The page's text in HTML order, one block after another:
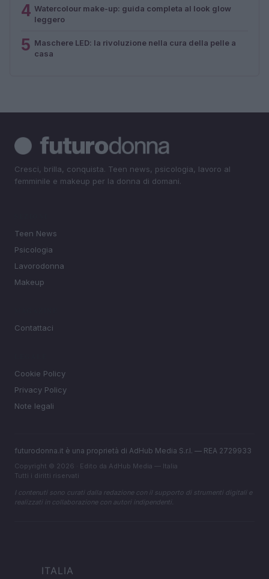
4 Watercolour make-up: guida completa al look glow
leggero
5 Maschere LED: la rivoluzione nella cura della pelle a
casa
Cresci, brilla, conquista. Teen news, psicologia, lavoro al
femminile e makeup per la donna di domani.
Teen News
Psicologia
Lavorodonna
Makeup
Contattaci
Cookie Policy
Privacy Policy
Note legali
futurodonna.it è una proprietà di AdHub Media S.r.l. — REA 2729933
Copyright © 2026 · Edito da AdHub Media — Italia
Tutti i diritti riservati
I contenuti sono curati dalla redazione con il supporto di strumenti digitali e
realizzati in collaborazione con autori indipendenti.
ITALIA